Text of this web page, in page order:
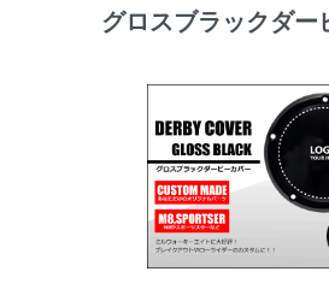
グロスブラックダー